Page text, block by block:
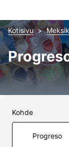
Kotisivu
Kohde